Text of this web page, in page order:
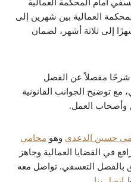
أمام المحكمة العمالية
الودية 21 يومًا، والمحكمة العمالية بين شهرين إلى
إلى ثلاثة أشهر، لضمان
شرحًا مفصلاً عن الفصل
توضيح الجوانب القانونية
وأصحاب العمل.
حسين الدعدي وهو محامي
في القضايا العمالية وجاهز
بالفصل التعسفي. تواصل معه